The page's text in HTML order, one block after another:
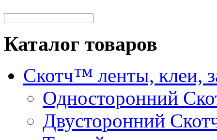
Каталог товаров
Скотч™ ленты, клеи,
Односторонний
Двусторонний